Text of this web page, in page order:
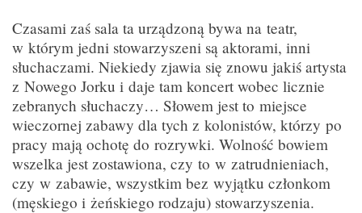
Czasami zaś sala ta urządzoną bywa na teatr,
w którym jedni stowarzyszeni są aktorami, inni
słuchaczami. Niekiedy zjawia się znowu jakiś artysta
z Nowego Jorku i daje tam koncert wobec licznie
zebranych słuchaczy… Słowem jest to miejsce
wieczornej zabawy dla tych z kolonistów, którzy po
pracy mają ochotę do rozrywki. Wolność bowiem
wszelka jest zostawiona, czy to w zatrudnieniach,
czy w zabawie, wszystkim bez wyjątku członkom
(męskiego i żeńskiego rodzaju) stowarzyszenia.